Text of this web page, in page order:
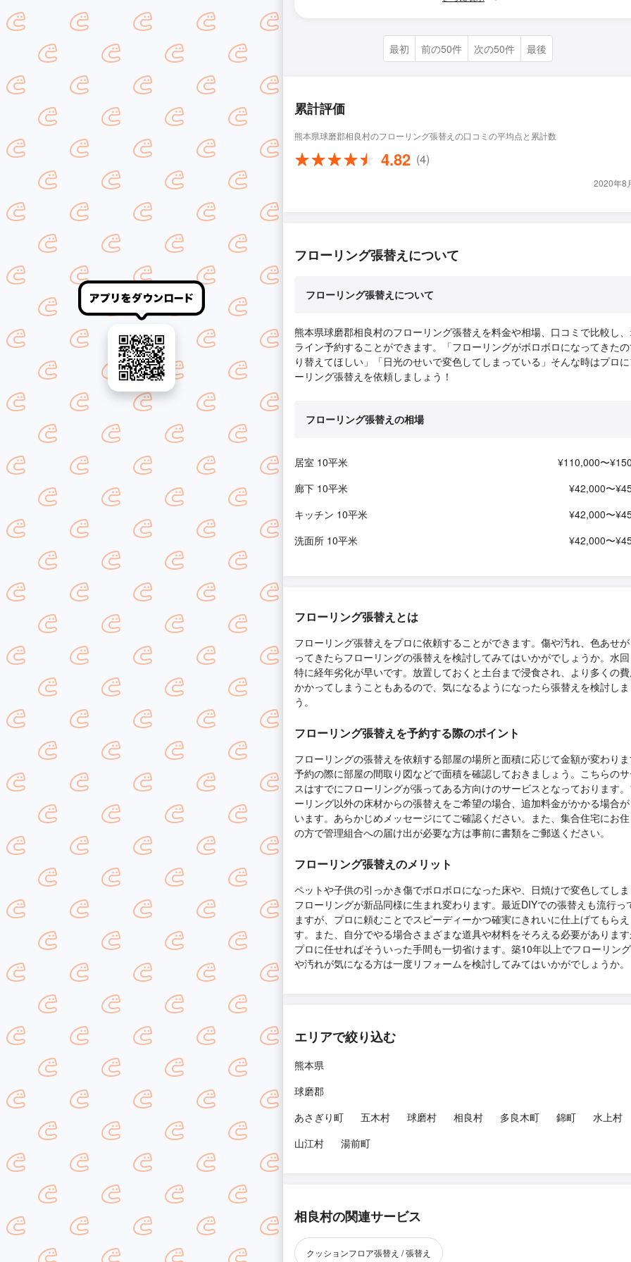
最初 前の50件 次の50件 最後
累計評価
熊本県球磨郡相良村のフローリング張替えの口コミの平均点と累計数
4.82 (4)
2020年8
フローリング張替えについて
フローリング張替えについて
熊本県球磨郡相良村のフローリング張替えを料金や相場、口コミで比較し
ライン予約することができます。「フローリングがボロボロになってきた
り替えてほしい」「日光のせいで変色してしまっている」そんな時はプロ
ーリング張替えを依頼しましょう！
フローリング張替えの相場
居室 10平米
¥110,000〜
廊下 10平米
¥42,000〜
キッチン 10平米
¥42,000〜
洗面所 10平米
¥42,000〜
フローリング張替えとは
フローリング張替えをプロに依頼することができます。傷や汚れ、色あせ
ってきたらフローリングの張替えを検討してみてはいかがでしょうか。水
特に経年劣化が早いです。放置しておくと土台まで浸食され、より多くの
かかってしまうこともあるので、気になるようになったら張替えを検討し
う。
フローリング張替えを予約する際のポイント
フローリングの張替えを依頼する部屋の場所と面積に応じて金額が変わり
予約の際に部屋の間取り図などで面積を確認しておきましょう。こちらの
スはすでにフローリングが張ってある方向けのサービスとなっております
ーリング以外の床材からの張替えをご希望の場合、追加料金がかかる場合
います。あらかじめメッセージにてご確認ください。また、集合住宅にお
の方で管理組合への届け出が必要な方は事前に書類をご郵送ください。
フローリング張替えのメリット
ペットや子供の引っかき傷でボロボロになった床や、日焼けで変色してし
フローリングが新品同様に生まれ変わります。最近DIYでの張替えも流行っ
ますが、プロに頼むことでスピーディーかつ確実にきれいに仕上げてもら
す。また、自分でやる場合さまざまな道具や材料をそろえる必要がありま
プロに任せればそういった手間も一切省けます。築10年以上でフローリン
や汚れが気になる方は一度リフォームを検討してみてはいかがでしょうか。
エリアで絞り込む
熊本県
球磨郡
あさぎり町
五木村 球磨村 相良村 多良木町 錦町
水上村
山江村
湯前町
相良村の関連サービス
クッションフロア張替え / 張替え